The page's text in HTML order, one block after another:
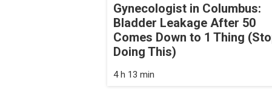
Gynecologist in Columbus:
Bladder Leakage After 50
Comes Down to 1 Thing
Doing This)
4 h 13 min